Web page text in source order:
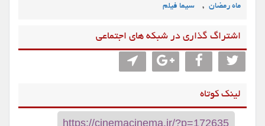
ماه رمضان , سیما فیلم
اشتراگ گذاری در شبکه های اجتماعی
لینک کوتاه